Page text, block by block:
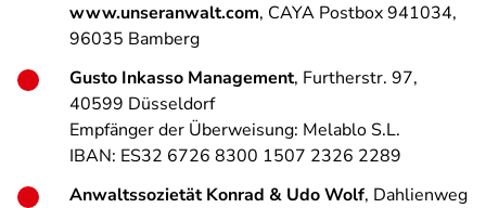
www.unseranwalt.com, CAYA Postbox 941034,
96035 Bamberg
Gusto Inkasso Management, Furtherstr. 97,
40599 Düsseldorf
Empfänger der Überweisung: Melablo S.L.
IBAN: ES32 6726 8300 1507 2326 2289
Anwaltssozietät Konrad & Udo Wolf, Dahlienweg